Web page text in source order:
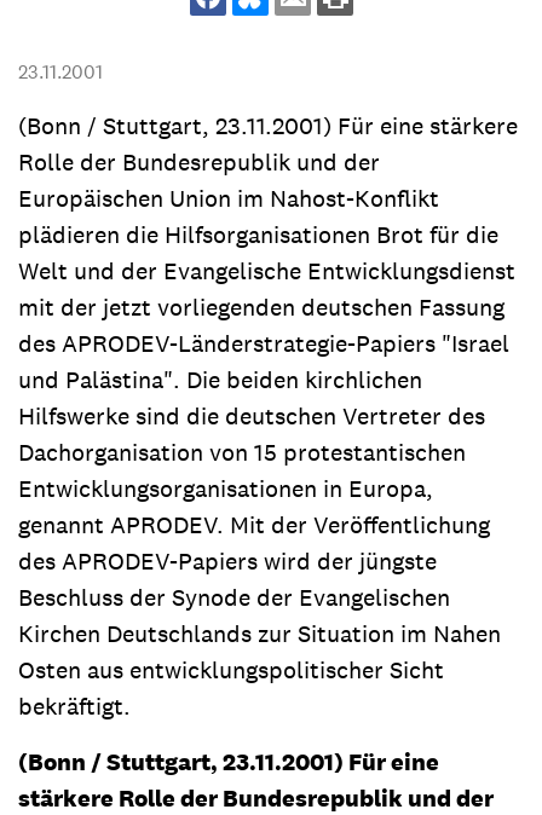
23.11.2001
(Bonn / Stuttgart, 23.11.2001) Für eine stärkere
Rolle der Bundesrepublik und der
Europäischen Union im Nahost-Konflikt
plädieren die Hilfsorganisationen Brot für die
Welt und der Evangelische Entwicklungsdienst
mit der jetzt vorliegenden deutschen Fassung
des APRODEV-Länderstrategie-Papiers "Israel
und Palästina". Die beiden kirchlichen
Hilfswerke sind die deutschen Vertreter des
Dachorganisation von 15 protestantischen
Entwicklungsorganisationen in Europa,
genannt APRODEV. Mit der Veröffentlichung
des APRODEV-Papiers wird der jüngste
Beschluss der Synode der Evangelischen
Kirchen Deutschlands zur Situation im Nahen
Osten aus entwicklungspolitischer Sicht
bekräftigt.
(Bonn / Stuttgart, 23.11.2001) Für eine
stärkere Rolle der Bundesrepublik und der